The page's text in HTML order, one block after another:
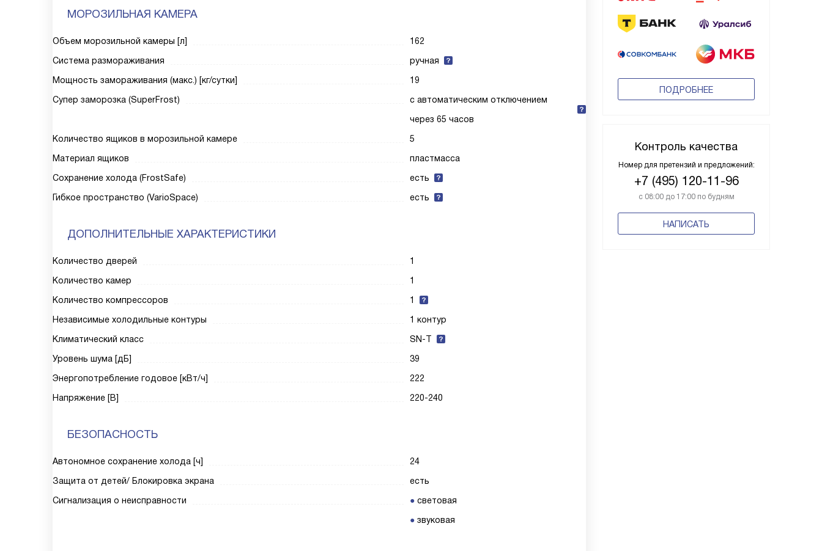
ПОДРОБНЕЕ
Контроль качества
Номер для претензий и предложений:
+7 (495) 120-11-96
с 08:00 до 17:00 по будням
НАПИСАТЬ
МОРОЗИЛЬНАЯ КАМЕРА
Объем морозильной камеры [л]
162
Система размораживания
ручная
Мощность замораживания (макс.) [кг/сутки]
19
Супер заморозка (SuperFrost)
с автоматическим отключением
через 65 часов
Количество ящиков в морозильной камере
5
Материал ящиков
пластмасса
Сохранение холода (FrostSafe)
есть
Гибкое пространство (VarioSpace)
есть
ДОПОЛНИТЕЛЬНЫЕ ХАРАКТЕРИСТИКИ
Количество дверей
1
Количество камер
1
Количество компрессоров
1
Независимые холодильные контуры
1 контур
Климатический класс
SN-T
Уровень шума [дБ]
39
Энергопотребление годовое [кВт/ч]
222
Напряжение [В]
220-240
БЕЗОПАСНОСТЬ
Автономное сохранение холода [ч]
24
Защита от детей/ Блокировка экрана
есть
Сигнализация о неисправности
световая
звуковая